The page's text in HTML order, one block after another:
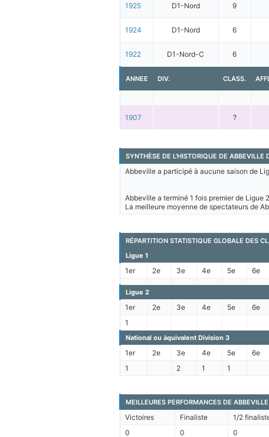
1925 D1-Nord 9
1924 D1-Nord 6
1922 D1-Nord-C 6
ANNEE DIV. CLASS.
1907 ?
SYNTHÈSE DE L'HISTORIQUE DE ABBEVILLE
Abbeville a participé à aucune saison de
Abbeville a terminé 1 fois premier de Ligue
La meilleure moyenne de spectateurs de
RÉPARTITION STATISTIQUE GLOBALE DES
Ligue 1
1er 2e 3e 4e 5e 6e
Ligue 2
1er 2e 3e 4e 5e 6e
1
National ou àquivalent Division 3
1er 2e 3e 4e 5e 6e
1
2 1 1
MEILLEURES PERFORMANCES DE
Victoires Finaliste 1/2
0
0 0